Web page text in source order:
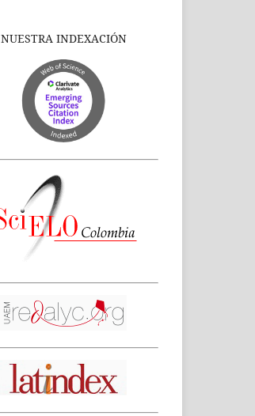
NUESTRA INDEXACIÓN